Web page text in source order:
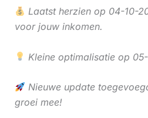
Laatst herzien op 04-10-
voor jouw inkomen.
Kleine optimalisatie op
Nieuwe update
groei mee!